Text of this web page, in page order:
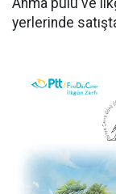
Anma pulu ve
yerlerinde